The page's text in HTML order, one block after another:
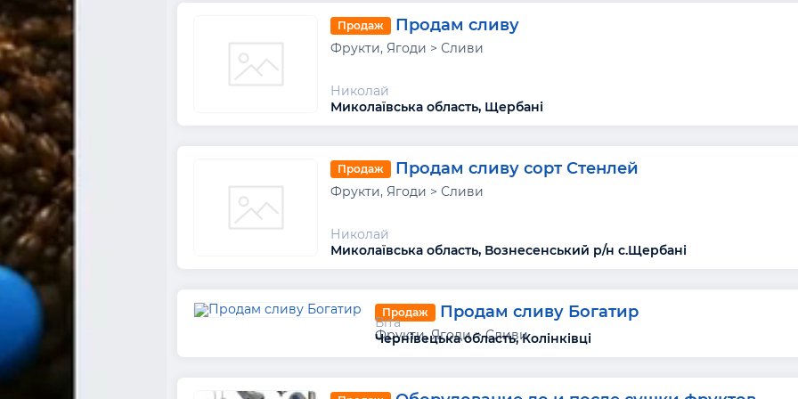
Продаж Продам сливу
Фрукти, Ягоди > Сливи
Николай
Миколаївська область, Щербані
Продаж Продам сливу сорт Стенлей
Фрукти, Ягоди > Сливи
Николай
Миколаївська область, Вознесенський р/н с.Щербані
Продаж Продам сливу Богатир
Фрукти, Ягоди > Сливи
Віта
Чернівецька область, Колінківці